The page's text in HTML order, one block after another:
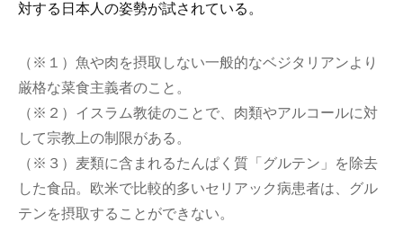
対する日本人の姿勢が試されている。
（※１）魚や肉を摂取しない一般的なベジタリアンより
厳格な菜食主義者のこと。
（※２）イスラム教徒のことで、肉類やアルコールに対
して宗教上の制限がある。
（※３）麦類に含まれるたんぱく質「グルテン」を除去
した食品。欧米で比較的多いセリアック病患者は、グル
テンを摂取することができない。